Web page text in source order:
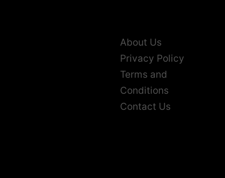
About Us
Privacy Policy
Terms and
Conditions
Contact Us